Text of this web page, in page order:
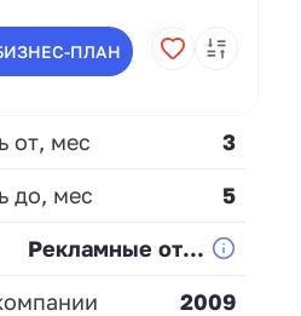
ПЛАН
от, мес
3
до, мес
5
Рекламные от...
2009